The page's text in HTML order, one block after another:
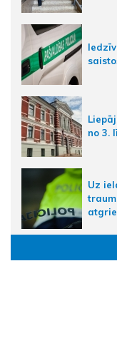
no 3.
Uz